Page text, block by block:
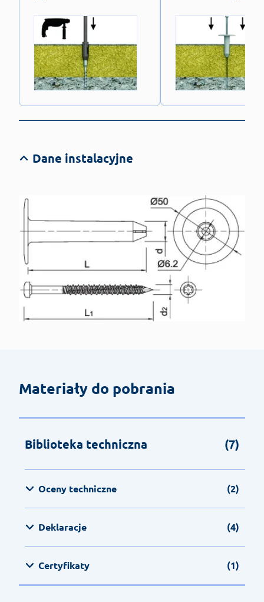
Dane instalacyjne
Materiały do pobrania
Biblioteka techniczna (7)
Oceny techniczne (2)
Deklaracje (4)
Certyfikaty (1)